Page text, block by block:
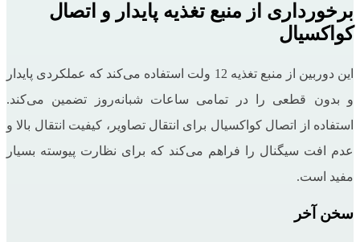
برخورداری از منبع تغذیه پایدار و اتصال
کواکسیال
این دوربین از منبع تغذیه 12 ولت استفاده می‌کند که عملکردی پایدار
و بدون قطعی را در تمامی ساعات شبانه‌روز تضمین می‌کند.
استفاده از اتصال کواکسیال برای انتقال تصاویر، کیفیت انتقال بالا و
عدم افت سیگنال را فراهم می‌کند که برای نظارت پیوسته بسیار
مفید است.
سخن آخر